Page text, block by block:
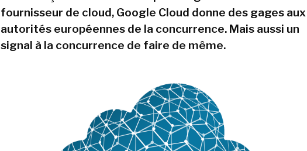
fournisseur de cloud, Google Cloud donne des gages aux
autorités européennes de la concurrence. Mais aussi un
signal à la concurrence de faire de même.